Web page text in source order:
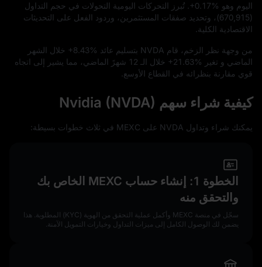
اليوم وهو +0.17% . تُبرز التحركات اليومية التحولات في حجم التداول
(
670,915)، وتحديد صفقات المستثمرين، وردود الفعل على التحديثات
الاقتصادية الكلية.
من وجهة نظر الزخم، قام NVDA بتسليم عائد +8.43% خلال الشهر
الماضي و تغير
+21.63% خلال الـ 12 شهرً الماضي، مما يشير إلى اتجاه
قوي مقارنة بنظرائه في القطاع الأوسع.
كيفية شراء سهم Nvidia (NVDA)
يمكنك شراء وتداول NVDA على MEXC في ثلاث خطوات بسيطة:
الخطوة 1: إنشاء حساب MEXC الخاص بك
والتحقق منه
سجّل في منصة MEXC وأكمل عملية التحقق من الهوية (KYC) المطلوبة. هذا
يضمن لك الوصول الكامل إلى ميزات التداول وخيارات التمويل الآمنة.